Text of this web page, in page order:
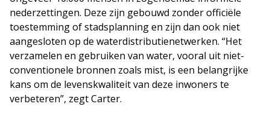
nederzettingen. Deze zijn gebouwd zonder officiële
toestemming of stadsplanning en zijn dan ook niet
aangesloten op de waterdistributienetwerken. “Het
verzamelen en gebruiken van water, vooral uit niet-
conventionele bronnen zoals mist, is een belangrijke
kans om de levenskwaliteit van deze inwoners te
verbeteren”, zegt Carter.